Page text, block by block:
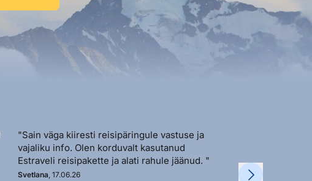
"Sain väga kiiresti reisipäringule vastuse ja
vajaliku info. Olen korduvalt kasutanud
Estraveli reisipakette ja alati rahule jäänud. "
Svetlana, 17.06.26
soovi korral. "
Kadi, 11.06.26